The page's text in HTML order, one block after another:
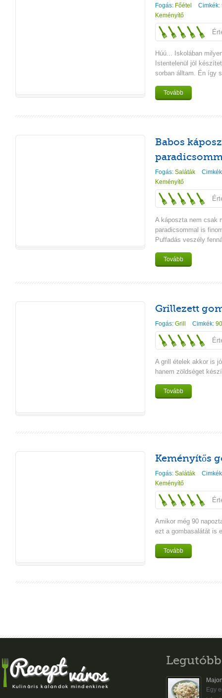
Fogás: Főétel Cimkék:
Keményítő
Húú... Iskolában
Istentelenül jól
sorban álltam. Én így
Tovább
Babos
Fogás: Saláták
Keményítő
A káposzta nem csak
paradicsommal is
Puffadás veszély
Tovább
Grillezett
Fogás: Grill Cimkék:
A grill ételek akkor is
hanem zöldséget
Tovább
Keményítős
Fogás: Saláták
Keményítő
Amikor még 90
ezt a gombasalátát is
Tovább
Egy